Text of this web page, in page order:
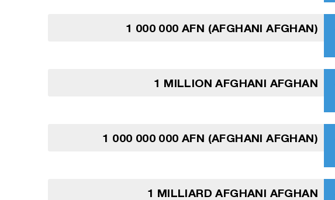
1 000 000 AFN (AFGHANI AFGHAN)
1 MILLION AFGHANI AFGHAN
1 000 000 000 AFN (AFGHANI AFGHAN)
1 MILLIARD AFGHANI AFGHAN